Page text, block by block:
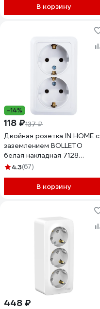
В корзину
-14%
118 ₽137 ₽
Двойная розетка IN HOME с
заземлением BOLLETO
белая накладная 7128
4680005959839
4.3(67)
В корзину
448 ₽